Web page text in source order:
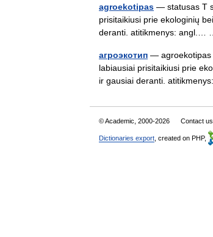
agroekotipas — statusas T
prisitaikiusi prie ekologinių
deranti. atitikmenys:
агроэкотип — agroekotipas
labiausiai prisitaikiusi prie
ir gausiai deranti.
© Academic, 2000-2026 Contact
Dictionaries export , created on PHP,